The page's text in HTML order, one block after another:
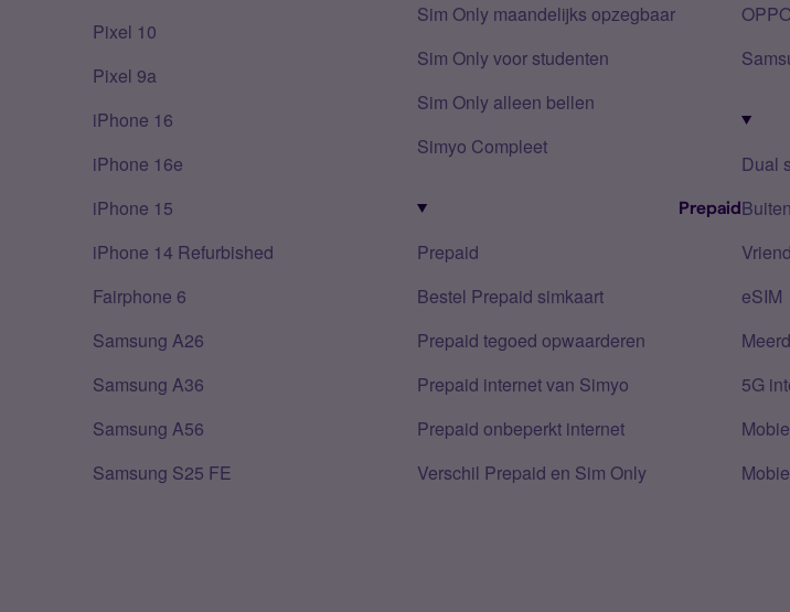
Pixel 10
Pixel 9a
iPhone 16
iPhone 16e
iPhone 15
iPhone 14 Refurbished
Fairphone 6
Samsung A26
Samsung A36
Samsung A56
Samsung S25 FE
Sim Only maandelijks opzegbaar
Sim Only voor studenten
Sim Only alleen bellen
Simyo Compleet
Prepaid
Prepaid
Bestel Prepaid simkaart
Prepaid tegoed opwaarderen
Prepaid internet van Simyo
Prepaid onbeperkt internet
Verschil Prepaid en Sim Only
Dual
eSIM
5G